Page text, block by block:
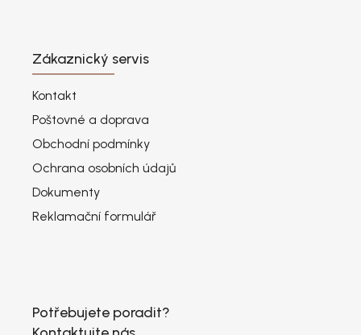
Zákaznický servis
Kontakt
Poštovné a doprava
Obchodní podmínky
Ochrana osobních údajů
Dokumenty
Reklamační formulář
Potřebujete poradit?